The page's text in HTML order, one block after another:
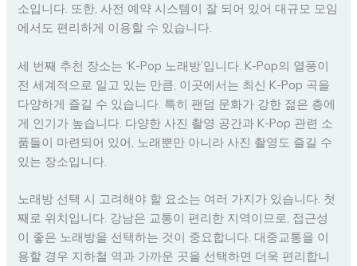
소입니다. 또한, 사전 예약 시스템이 잘 되어 있어 대규모 모임
에서도 편리하게 이용할 수 있습니다.
세 번째 추천 장소는 ‘K-Pop 노래방’입니다. K-Pop의 열풍이
전 세계적으로 일고 있는 만큼, 이곳에서는 최신 K-Pop 곡을
다양하게 즐길 수 있습니다. 특히 팬덤 문화가 강한 젊은 층에
게 인기가 높습니다. 다양한 사진 촬영 공간과 K-Pop 관련 소
품들이 마련되어 있어, 노래뿐만 아니라 사진 촬영도 즐길 수
있는 장소입니다.
노래방 선택 시 고려해야 할 요소는 여러 가지가 있습니다. 첫
째로 위치입니다. 강남은 교통이 편리한 지역이므로, 접근성
이 좋은 노래방을 선택하는 것이 중요합니다. 대중교통을 이
용할 경우 지하철 역과 가까운 곳을 선택하면 더욱 편리합니